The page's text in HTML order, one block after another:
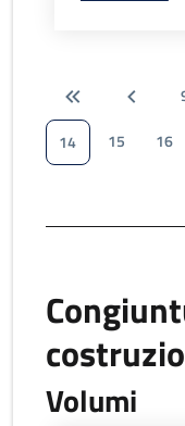
14
15 16
Volumi